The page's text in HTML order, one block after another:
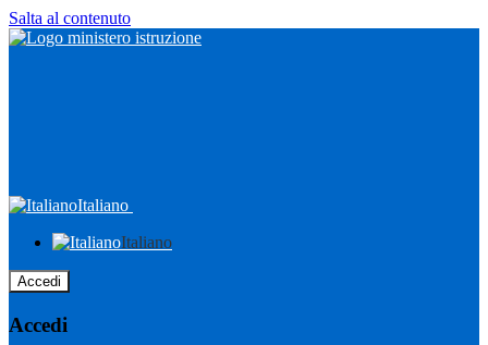
Salta al contenuto
Italiano
Italiano
Accedi
Accedi